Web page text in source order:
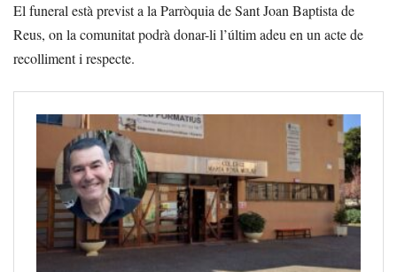
El funeral està previst a la Parròquia de Sant Joan Baptista de
Reus, on la comunitat podrà donar-li l’últim adeu en un acte de
recolliment i respecte.